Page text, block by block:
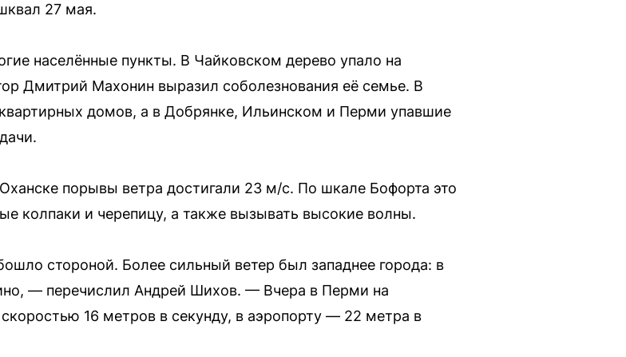
27 мая.
населённые пункты. В Чайковском дерево упало на
Дмитрий Махонин выразил соболезнования её семье. В
домов, а в Добрянке, Ильинском и Перми упавшие
порывы ветра достигали 23 м/с. По шкале Бофорта это
колпаки и черепицу, а также вызывать высокие волны.
стороной. Более сильный ветер был западнее города: в
— перечислил Андрей Шихов. — Вчера в Перми на
16 метров в секунду, в аэропорту — 22 метра в